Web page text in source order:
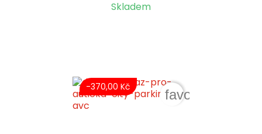
Skladem
-370,00 Kč
favorite_border